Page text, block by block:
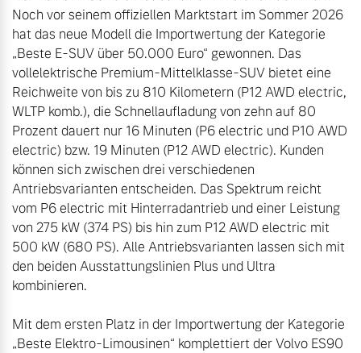
Noch vor seinem offiziellen Marktstart im Sommer 2026
hat das neue Modell die Importwertung der Kategorie
„Beste E-SUV über 50.000 Euro“ gewonnen. Das
vollelektrische Premium-Mittelklasse-SUV bietet eine
Reichweite von bis zu 810 Kilometern (P12 AWD electric,
WLTP komb.), die Schnellaufladung von zehn auf 80
Prozent dauert nur 16 Minuten (P6 electric und P10 AWD
electric) bzw. 19 Minuten (P12 AWD electric). Kunden
können sich zwischen drei verschiedenen
Antriebsvarianten entscheiden. Das Spektrum reicht
vom P6 electric mit Hinterradantrieb und einer Leistung
von 275 kW (374 PS) bis hin zum P12 AWD electric mit
500 kW (680 PS). Alle Antriebsvarianten lassen sich mit
den beiden Ausstattungslinien Plus und Ultra
kombinieren.
Mit dem ersten Platz in der Importwertung der Kategorie
„Beste Elektro-Limousinen“ komplettiert der Volvo ES90